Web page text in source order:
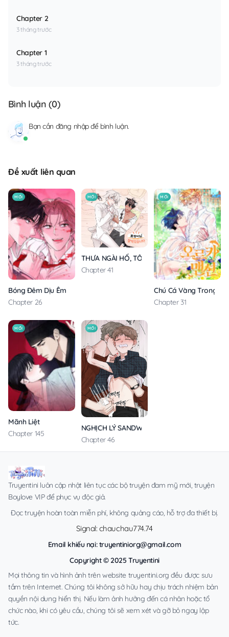
Chapter 2
3 tháng trước
Chapter 1
3 tháng trước
Bình luận (0)
Bạn cần đăng nhậpđể bình luận.
Đề xuất liên quan
MỚI
Bóng Đêm Dịu Êm
Chapter 26
MỚI
THƯA NGÀI HỔ, TÔI ĐÃ ĂN RẤT NGON MIỆNG
Chapter 41
MỚI
Chú Cá Vàng Trong
Chapter 31
MỚI
Mãnh Liệt
Chapter 145
MỚI
NGHỊCH LÝ SANDWICH
Chapter 46
Truyentini luôn cập nhật liên tục các bộ truyện đam mỹ mới, truyện
Boylove VIP để phục vụ độc giả.
Đọc truyện hoàn toàn miễn phí, không quảng cáo, hỗ trợ đa thiết bị.
Signal: chauchau774.74
Email khiếu nại:truyentiniorg@gmail.com
Copyright © 2025 Truyentini
Mọi thông tin và hình ảnh trên website truyentini.org đều được sưu
tầm trên Internet. Chúng tôi không sở hữu hay chịu trách nhiệm bản
quyền nội dung hiển thị. Nếu làm ảnh hưởng đến cá nhân hoặc tổ
chức nào, khi có yêu cầu, chúng tôi sẽ xem xét và gỡ bỏ ngay lập
tức.